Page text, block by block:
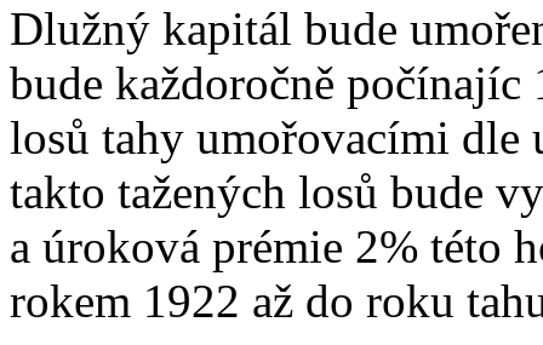
Dlužný kapitál bude
bude každoročně počínajíc
losů tahy umořovacími dle
takto tažených losů bude
a úroková prémie 2% této
rokem 1922 až do roku